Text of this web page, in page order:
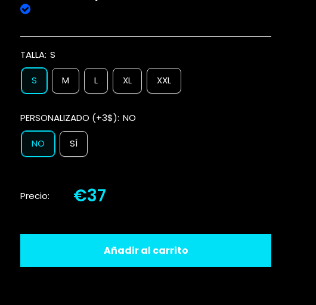
TALLA: S
S M L XL XXL
PERSONALIZADO (+3$): NO
NO SÍ
Precio: €37
Añadir al carrito